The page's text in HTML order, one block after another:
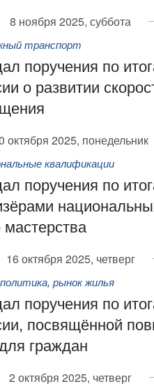
8 ноября 2025, суббота
транспорт
поручения по
о развитии
октября 2025, понедельник
квалификации
поручения по
16 октября 2025, четверг
рынок жилья
поручения по
посвящённой
граждан
2 октября 2025, четверг